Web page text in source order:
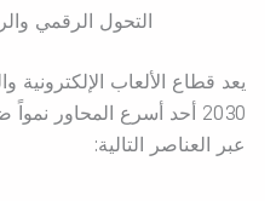
التحول الرقمي
يعد قطاع الألعاب
2030 أحد أسرع المحاور
عبر العناصر التالية: